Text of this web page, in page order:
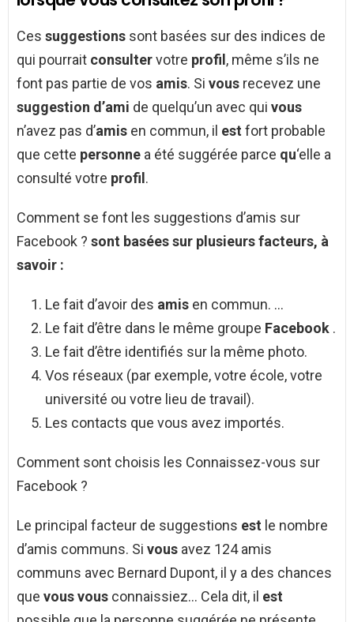
Ces suggestions sont basées sur des indices de
qui pourrait consultervotre profil, même s’ils ne
font pas partie de vos amis. Si vous recevez une
suggestion d’ami de quelqu’un avec qui vous
n’avez pas d’amis en commun, il est fort probable
que cette personne a été suggérée parce qu‘elle a
consulté votre profil.
Comment se font les suggestions d’amis sur
Facebook ? sont basées sur plusieurs facteurs, à
savoir :
Le fait d’avoir des amis en commun. …
Le fait d’être dans le même groupe Facebook .
Le fait d’être identifiés sur la même photo.
Vos réseaux (par exemple, votre école, votre
université ou votre lieu de travail).
Les contacts que vous avez importés.
Comment sont choisis les Connaissez-vous sur
Facebook ?
Le principal facteur de suggestions est le nombre
d’amis communs. Si vous avez 124 amis
communs avec Bernard Dupont, il y a des chances
que vous vous connaissiez… Cela dit, il est